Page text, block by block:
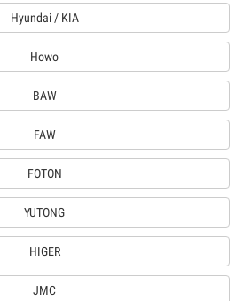
Hyundai / KIA
Howo
BAW
FAW
FOTON
YUTONG
HIGER
JMC